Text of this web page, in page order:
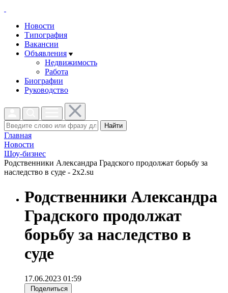
Новости
Типография
Вакансии
Объявления
Недвижимость
Работа
Биографии
Руководство
Найти
Главная
Новости
Шоу-бизнес
Родственники Александра Градского продолжат борьбу за
наследство в суде - 2x2.su
Родственники Александра
Градского продолжат
борьбу за наследство в
суде
17.06.2023 01:59
Поделиться